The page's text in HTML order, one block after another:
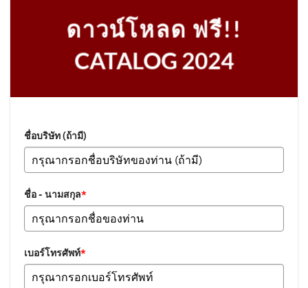
ดาวน์โหลด ฟรี!!
CATALOG 2024
ชื่อบริษัท (ถ้ามี)
ชื่อ - นามสกุล*
เบอร์โทรศัพท์*